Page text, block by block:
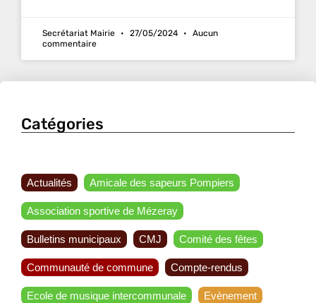
Secrétariat Mairie 27/05/2024
Aucun
commentaire
Catégories
Actualités Amicale des sapeurs Pompiers
Association sportive de Mézeray
Bulletins municipaux CMJ Comité des fêtes
Communauté de commune Compte-rendus
Ecole de musique intercommunale Evènement